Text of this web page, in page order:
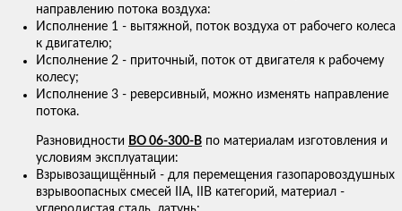
направлению потока воздуха:
Исполнение 1 - вытяжной, поток воздуха от рабочего колеса
к двигателю;
Исполнение 2 - приточный, поток от двигателя к рабочему
колесу;
Исполнение 3 - реверсивный, можно изменять направление
потока.
Разновидности ВО 06-300-В по материалам изготовления и
условиям эксплуатации:
Взрывозащищённый - для перемещения газопаровоздушных
взрывоопасных смесей IIA, IIB категорий, материал -